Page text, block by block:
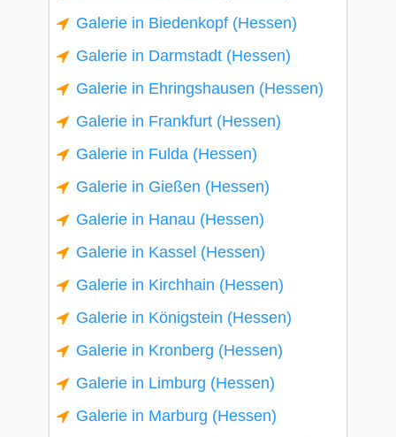
Galerie in Biedenkopf (Hessen)
Galerie in Darmstadt (Hessen)
Galerie in Ehringshausen (Hessen)
Galerie in Frankfurt (Hessen)
Galerie in Fulda (Hessen)
Galerie in Gießen (Hessen)
Galerie in Hanau (Hessen)
Galerie in Kassel (Hessen)
Galerie in Kirchhain (Hessen)
Galerie in Königstein (Hessen)
Galerie in Kronberg (Hessen)
Galerie in Limburg (Hessen)
Galerie in Marburg (Hessen)